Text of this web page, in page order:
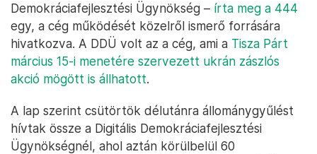
Demokráciafejlesztési Ügynökség – írta meg a 444
egy, a cég működését közelről ismerő forrására
hivatkozva. A DDÜ volt az a cég, ami a Tisza Párt
március 15-i menetére szervezett ukrán zászlós
akció mögött is állhatott.
A lap szerint csütörtök délutánra állománygyűlést
hívtak össze a Digitális Demokráciafejlesztési
Ügynökségnél, ahol aztán körülbelül 60